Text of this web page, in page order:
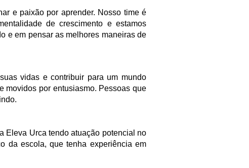
e paixão por aprender. Nosso time é
de crescimento e estamos
e em pensar as melhores maneiras de
vidas e contribuir para um mundo
movidos por entusiasmo. Pessoas que
Eleva Urca tendo atuação potencial no
da escola, que tenha experiência em